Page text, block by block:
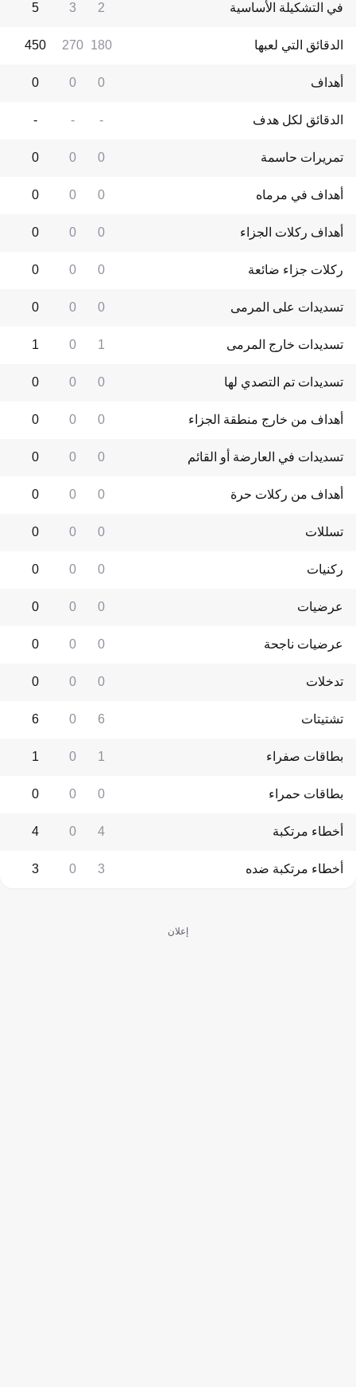
في التشكيلة الأساسية 2
3
5
الدقائق التي لعبها 180
270
450
أهداف 0
0
0
الدقائق لكل هدف -
-
-
تمريرات حاسمة 0
0
0
أهداف في مرماه 0
0
0
أهداف ركلات الجزاء 0
0
0
ركلات جزاء ضائعة 0
0
0
تسديدات على المرمى 0
0
0
تسديدات خارج المرمى 1
0
1
تسديدات تم التصدي لها 0
0
0
أهداف من خارج منطقة الجزاء 0
0
0
تسديدات في العارضة أو القائم 0
0
0
أهداف من ركلات حرة 0
0
0
تسللات 0
0
0
ركنيات 0
0
0
عرضيات 0
0
0
عرضيات ناجحة 0
0
0
تدخلات 0
0
0
تشتيتات 6
0
6
بطاقات صفراء 1
0
1
بطاقات حمراء 0
0
0
أخطاء مرتكبة 4
0
4
أخطاء مرتكبة ضده 3
0
3
إعلان